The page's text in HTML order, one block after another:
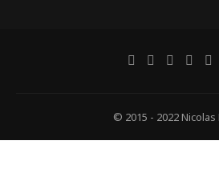
© 2015 - 2022 Nicolas